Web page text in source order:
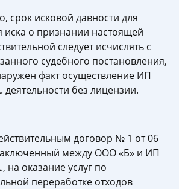
срок исковой давности для
иска о признании настоящей
следует исчислять с
судебного постановления,
факт осуществление ИП
без лицензии.
договор № 1 от 06
между ООО «Б» и ИП
оказание услуг по
переработке отходов